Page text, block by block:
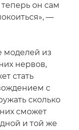
он сам
—
моделей из
нервов,
стать
с
сколько
сможет
и той же